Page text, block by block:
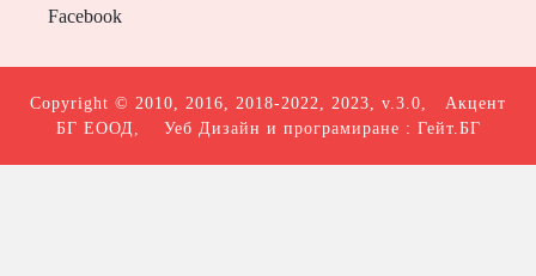
Facebook
Copyright © 2010, 2016, 2018-2022, 2023, v.3.0, Акцент
БГ ЕООД , Уеб Дизайн и програмиране : Гейт.БГ